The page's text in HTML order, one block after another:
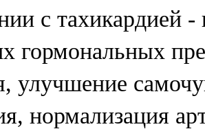
с тахикардией
гормональных
улучшение
нормализация